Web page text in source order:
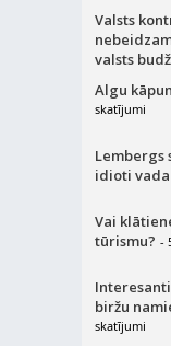
Valsts
valsts
Algu
skatījumi
Lembergs
idioti
Vai
tūrismu? -
biržu
skatījumi